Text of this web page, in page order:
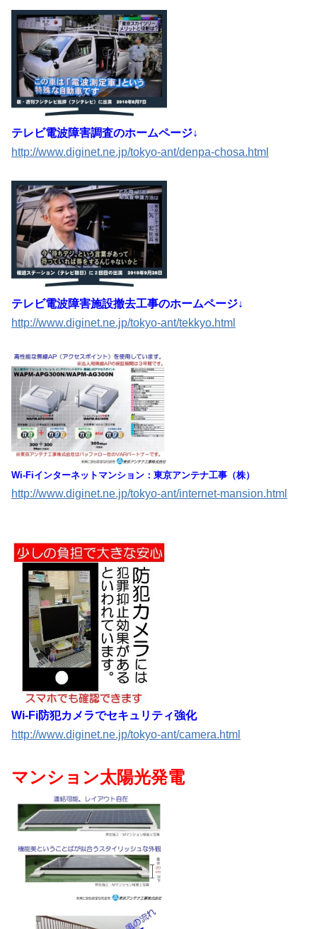
テレビ電波障害調査のホームページ↓
http://www.diginet.ne.jp/tokyo-ant/denpa-chosa.html
テレビ電波障害施設撤去工事のホームページ↓
http://www.diginet.ne.jp/tokyo-ant/tekkyo.html
Wi-Fiインターネットマンション：東京アンテナ工事（株）
http://www.diginet.ne.jp/tokyo-ant/internet-mansion.html
Wi-Fi防犯カメラでセキュリティ強化
http://www.diginet.ne.jp/tokyo-ant/camera.html
マンション太陽光発電